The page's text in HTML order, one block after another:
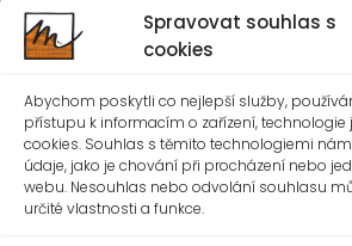
Spravovat souhlas s
cookies
Abychom poskytli co nejlepší služby,
přístupu k informacím o zařízení,
cookies. Souhlas s těmito technologiemi
údaje, jako je chování při procházení nebo
webu. Nesouhlas nebo odvolání souhlasu
určité vlastnosti a funkce.
Školní jídelna a školní družina
ŠD: +420 577 926 720
reditelna@zsotrman.cz
Zásady cookies (EU)